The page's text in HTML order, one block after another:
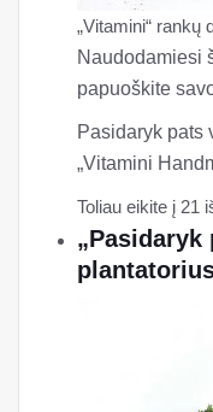
„Vitamini“ rankų
Naudodamiesi
papuoškite
Pasidaryk pats
„Vitamini
Toliau eikite į 21
„Pasidaryk